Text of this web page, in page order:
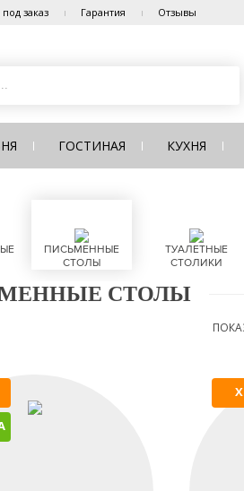
заказ Гарантия Отзывы
ГОСТИНАЯ КУХНЯ
ПИСЬМЕННЫЕ
СТОЛЫ
ТУАЛЕТНЫЕ
СТОЛИКИ
СТОЛЫ